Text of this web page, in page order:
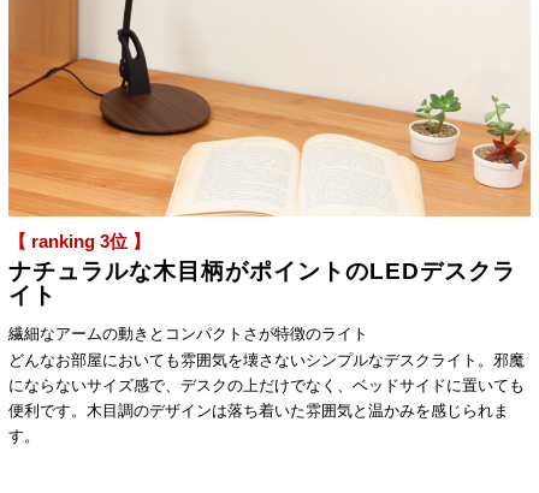
【 ranking 3位 】
ナチュラルな木目柄がポイントのLEDデスクラ
イト
繊細なアームの動きとコンパクトさが特徴のライト
どんなお部屋においても雰囲気を壊さないシンプルなデスクライト。邪魔
にならないサイズ感で、デスクの上だけでなく、ベッドサイドに置いても
便利です。木目調のデザインは落ち着いた雰囲気と温かみを感じられま
す。